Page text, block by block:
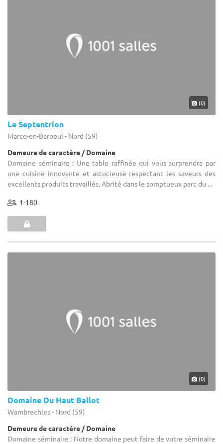
(0)
Le Septentrion
Marcq-en-Baroeul - Nord (59)
Demeure de caractère / Domaine
Domaine séminaire : Une table raffinée qui vous surprendra par
une cuisine innovante et astucieuse respectant les saveurs des
excellents produits travaillés. Abrité dans le somptueux parc du ...
1-180
(0)
Domaine Du Haut Ballot
Wambrechies - Nord (59)
Demeure de caractère / Domaine
Domaine séminaire : Notre domaine peut faire de votre séminaire